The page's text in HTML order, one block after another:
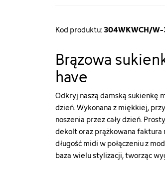
Kod produktu:304WKWCH/W-
Brązowa
have
Odkryj naszą damską sukienkę
dzień. Wykonana z miękkiej,
noszenia przez cały dzień.
dekolt oraz prążkowana faktura
długość midi w połączeniu z
baza wielu stylizacji, tworząc